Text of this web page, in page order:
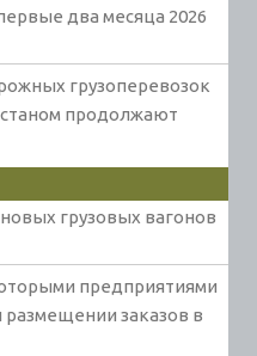
два месяца 2026
грузоперевозок
продолжают
грузовых вагонов
предприятиями
заказов в